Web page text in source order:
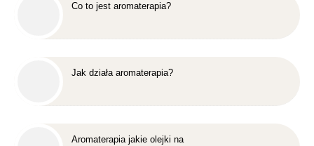
Co to jest aromaterapia?
Jak działa aromaterapia?
Aromaterapia jakie olejki na